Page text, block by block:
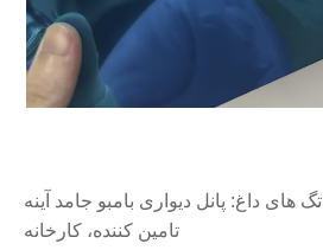
تگ های داغ: پانل دیواری بامبو جامد آینه PET، چین، تولید کننده،
تامین کننده، کارخانه